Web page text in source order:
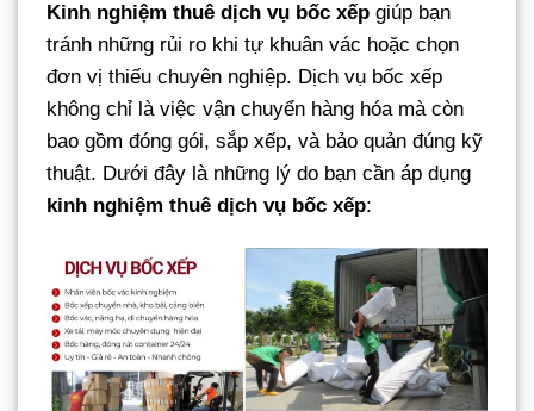
Kinh nghiệm thuê dịch vụ bốc xếp giúp bạn
tránh những rủi ro khi tự khuân vác hoặc chọn
đơn vị thiếu chuyên nghiệp. Dịch vụ bốc xếp
không chỉ là việc vận chuyển hàng hóa mà còn
bao gồm đóng gói, sắp xếp, và bảo quản đúng kỹ
thuật. Dưới đây là những lý do bạn cần áp dụng
kinh nghiệm thuê dịch vụ bốc xếp: